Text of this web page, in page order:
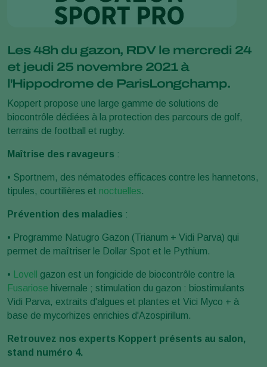
Les 48h du gazon, RDV le mercredi 24
et jeudi 25 novembre 2021 à
l'Hippodrome de ParisLongchamp.
Koppert propose une large gamme de solutions de
biocontrôle dédiées à la protection des parcours de golf,
terrains de football et rugby.
Maîtrise des ravageurs :
• Sportnem, des nématodes efficaces contre les hannetons,
tipules, courtilières et noctuelles.
Prévention des maladies :
• Programme Natugro Gazon (Trianum + Vidi Parva) qui
permet de maîtriser le Dollar Spot et le Pythium.
• Lovell
gazon est un fongicide de biocontrôle contre la
Fusariose hivernale ; stimulation du gazon : biostimulants
Vidi Parva, extraits d'algues et plantes et Vici Myco + à
base de mycorhizes enrichies d'Azospirillum.
Retrouvez nos experts Koppert présents au salon,
stand numéro 4.